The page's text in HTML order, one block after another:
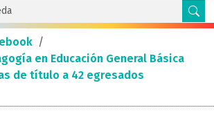
/
en Educación General Básica
de título a 42 egresados